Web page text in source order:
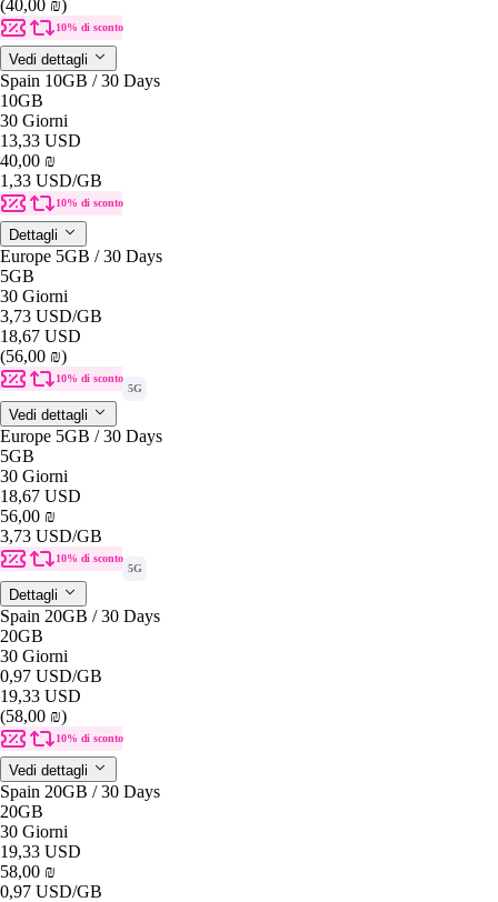
(40,00 ₪)
10% di sconto
Vedi dettagli
Spain 10GB / 30 Days
10GB
30 Giorni
13,33 USD
40,00 ₪
1,33 USD/GB
10% di sconto
Dettagli
Europe 5GB / 30 Days
5GB
30 Giorni
3,73 USD/GB
18,67 USD
(56,00 ₪)
10% di sconto
5G
Vedi dettagli
Europe 5GB / 30 Days
5GB
30 Giorni
18,67 USD
56,00 ₪
3,73 USD/GB
10% di sconto
5G
Dettagli
Spain 20GB / 30 Days
20GB
30 Giorni
0,97 USD/GB
19,33 USD
(58,00 ₪)
10% di sconto
Vedi dettagli
Spain 20GB / 30 Days
20GB
30 Giorni
19,33 USD
58,00 ₪
0,97 USD/GB